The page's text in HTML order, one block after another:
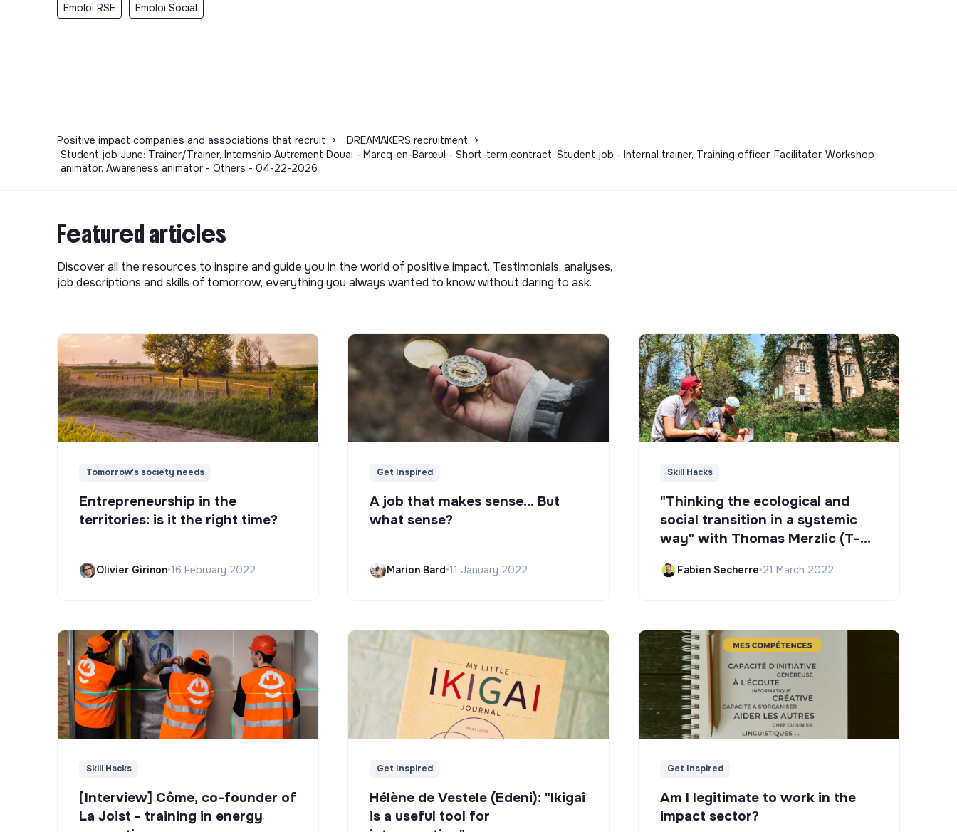
Emploi RSE Emploi Social
Positive impact companies and associations that recruit > DREAMAKERS recruitment
>
Student job June: Trainer/Trainer, Internship Autrement Douai - Marcq-en-Barœul - Short-term contract, Student job - Internal trainer, Training officer, Facilitator, Workshop
animator, Awareness animator - Others - 04-22-2026
Featured articles
Discover all the resources to inspire and guide you in the world of positive impact. Testimonials, analyses,
job descriptions and skills of tomorrow, everything you always wanted to know without daring to ask.
Tomorrow's society needs
Entrepreneurship in the
territories: is it the right time?
Olivier Girinon•16 February 2022
Get Inspired
A job that makes sense... But
what sense?
Marion Bard•11 January 2022
Skill Hacks
"Thinking the ecological and
social transition in a systemic
way" with Thomas Merzlic (T-
Fabien Secherre•21 March 2022
Skill Hacks
[Interview] Côme, co-founder of
La Joist - training in energy
Get Inspired
Hélène de Vestele (Edeni): "Ikigai
is a useful tool for
Get Inspired
Am I legitimate to work in the
impact sector?